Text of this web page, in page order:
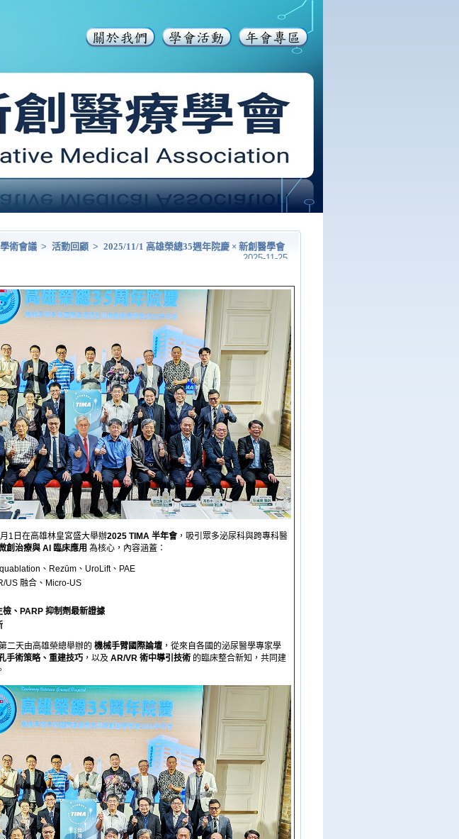
術會議 > 活動回顧 > 2025/11/1 高雄榮總35週年院慶 × 新創醫學會
2025-11-25
1日在高雄林皇宮盛大舉辦2025 TIMA 半年會，吸引眾多泌尿科與跨專科醫
創治療與 AI 臨床應用 為核心，內容涵蓋：
、Rezūm、UroLift、PAE
US 融合、Micro-US
、PARP 抑制劑最新證據
二天由高雄榮總舉辦的 機械手臂國際論壇 ，從來自各國的泌尿醫學專家學
手術策略、重建技巧 ，以及 AR/VR 術中導引技術 的臨床整合新知，共同建